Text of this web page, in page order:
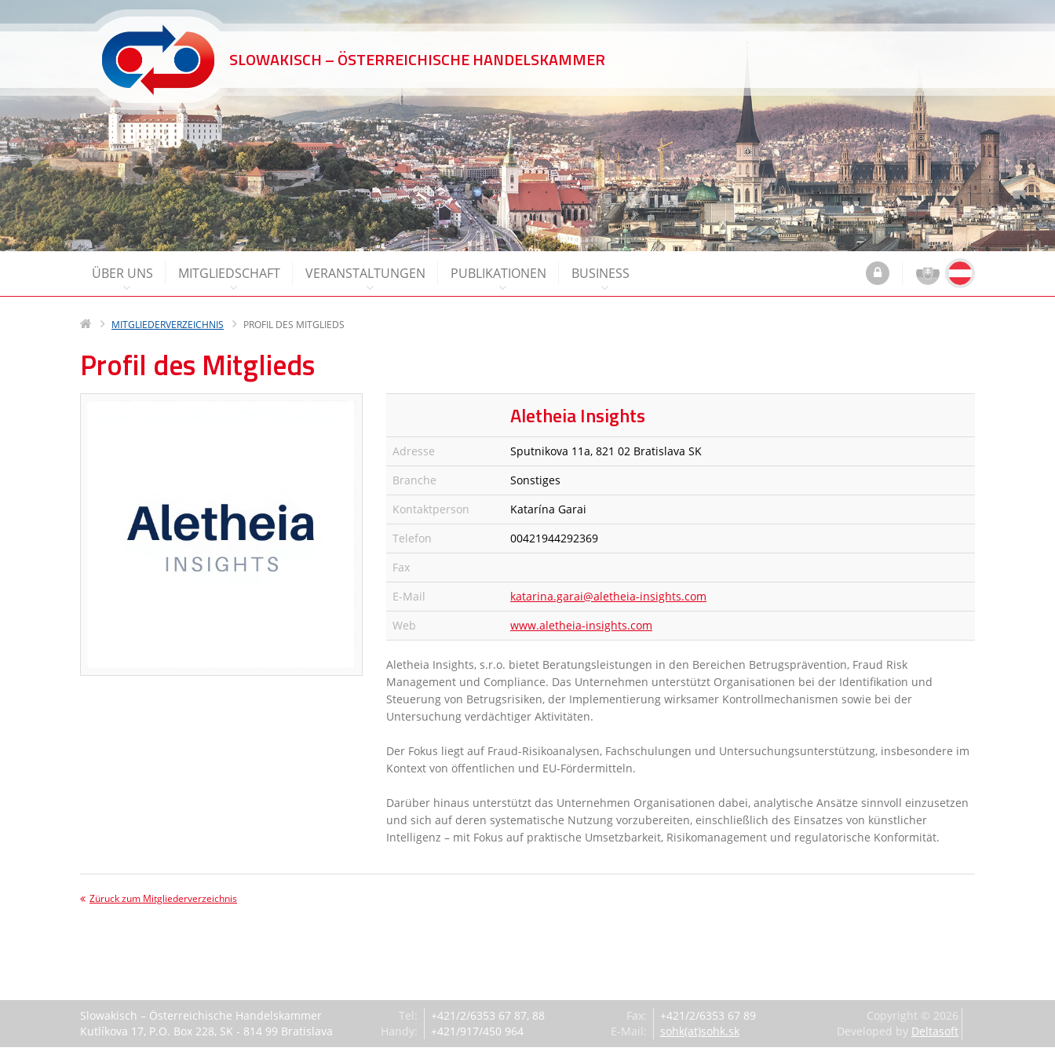
SLOWAKISCH – ÖSTERREICHISCHE HANDELSKAMMER
ÜBER UNS MITGLIEDSCHAFT VERANSTALTUNGEN PUBLIKATIONEN BUSINESS
MITGLIEDERVERZEICHNIS PROFIL DES MITGLIEDS
Profil des Mitglieds
Aletheia Insights
Adresse
Sputnikova 11a, 821 02 Bratislava SK
Branche
Sonstiges
Kontaktperson
Katarína Garai
Telefon
00421944292369
Fax
E-Mail
katarina.garai@aletheia-insights.com
Web
www.aletheia-insights.com
Aletheia Insights, s.r.o. bietet Beratungsleistungen in den Bereichen Betrugsprävention, Fraud Risk
Management und Compliance. Das Unternehmen unterstützt Organisationen bei der Identifikation und
Steuerung von Betrugsrisiken, der Implementierung wirksamer Kontrollmechanismen sowie bei der
Untersuchung verdächtiger Aktivitäten.
Der Fokus liegt auf Fraud-Risikoanalysen, Fachschulungen und Untersuchungsunterstützung, insbesondere im
Kontext von öffentlichen und EU-Fördermitteln.
Darüber hinaus unterstützt das Unternehmen Organisationen dabei, analytische Ansätze sinnvoll einzusetzen
und sich auf deren systematische Nutzung vorzubereiten, einschließlich des Einsatzes von künstlicher
Intelligenz – mit Fokus auf praktische Umsetzbarkeit, Risikomanagement und regulatorische Konformität.
Züruck zum Mitgliederverzeichnis
Slowakisch – Österreichische Handelskammer
Kutlíkova 17, P.O. Box 228, SK - 814 99 Bratislava
Tel:
Handy:
+421/2/6353 67 87, 88
+421/917/450 964
Fax:
E-Mail:
+421/2/6353 67 89
sohk(at)sohk.sk
Copyright © 2026
Developed by Deltasoft